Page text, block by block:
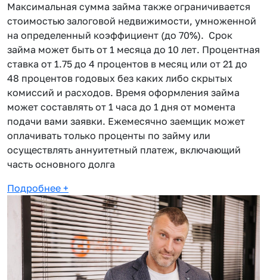
Максимальная сумма займа также ограничивается
стоимостью залоговой недвижимости, умноженной
на определенный коэффициент (до 70%). Срок
займа может быть от 1 месяца до 10 лет. Процентная
ставка от 1.75 до 4 процентов в месяц или от 21 до
48 процентов годовых без каких либо скрытых
комиссий и расходов. Время оформления займа
может составлять от 1 часа до 1 дня от момента
подачи вами заявки. Ежемесячно заемщик может
оплачивать только проценты по займу или
осуществлять аннуитетный платеж, включающий
часть основного долга
Подробнее +